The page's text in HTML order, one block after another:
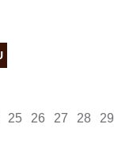
25 26 27 28 29